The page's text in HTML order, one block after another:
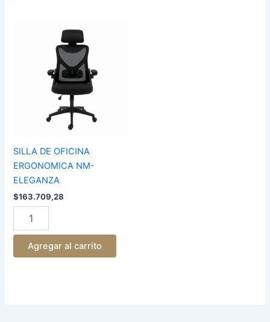
SILLA DE OFICINA
ERGONOMICA NM-
ELEGANZA
$163.709,28
ERGONOMICA
ELEGANZA
Agregar al carrito